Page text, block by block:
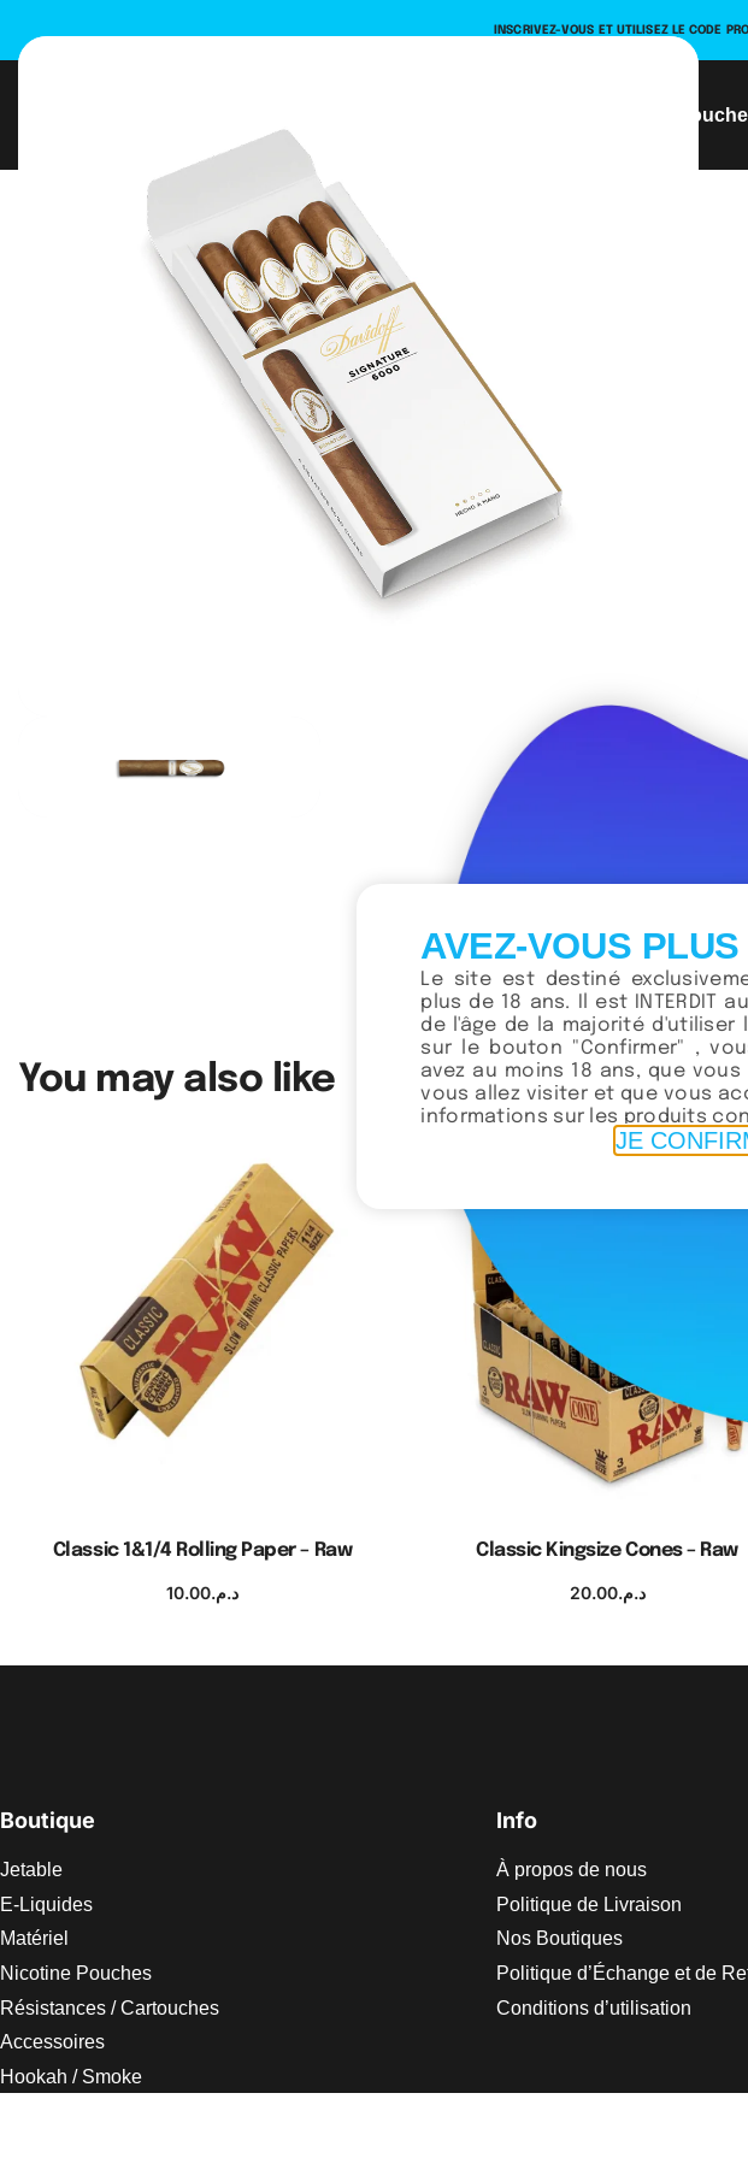
INSCRIVEZ-VOUS ET UTILISEZ LE CODE
Nicotine
You may also like
Classic 1&1/4 Rolling Paper – Raw
د.م.10.00
Classic Kingsize Cones – Raw
د.م.20.00
Boutique
Jetable
E-Liquides
Matériel
Nicotine Pouches
Résistances / Cartouches
Accessoires
Hookah / Smoke
Info
À propos de nous
Politique de Livraison
Nos Boutiques
Politique d’Échange et de
Conditions d’utilisation
AVEZ-VOUS
Le site est destiné
plus de 18 ans. Il est INTERDIT
de l'âge de la majorité d'utiliser
sur le bouton "Confirmer" ,
avez au moins 18 ans, que
vous allez visiter et que vous
informations sur les produits
JE